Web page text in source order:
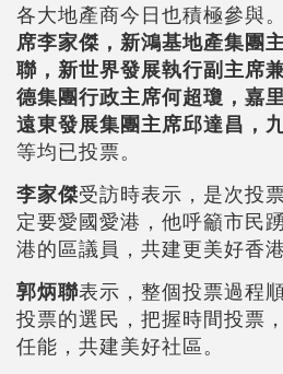
各大地產商今日也積極參與
席李家傑，新鴻基地產集團
聯，新世界發展執行副主席
德集團行政主席何超瓊，嘉
遠東發展集團主席邱達昌，
等均已投票。
李家傑受訪時表示，是次投
定要愛國愛港，他呼籲市民
港的區議員，共建更美好香港
郭炳聯表示，整個投票過程
投票的選民，把握時間投票
任能，共建美好社區。